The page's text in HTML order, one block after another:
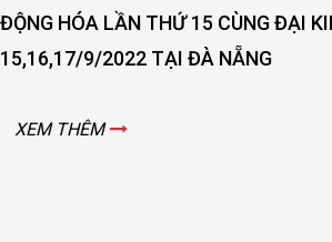
ĐỘNG HÓA LẦN THỨ 15 CÙNG ĐẠI
15,16,17/9/2022 TẠI ĐÀ NẴNG
XEM THÊM